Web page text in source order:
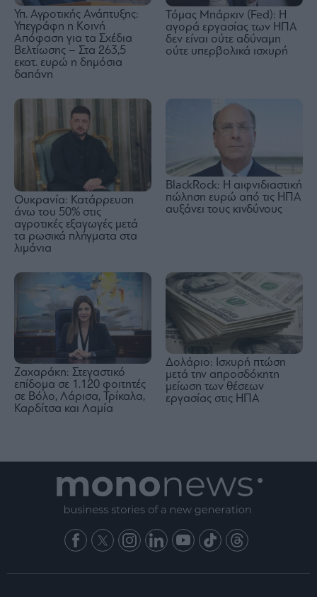
Υπ. Αγροτικής Ανάπτυξης:
Υπεγράφη η Κοινή
Απόφαση για τα Σχέδια
Βελτίωσης – Στα 263,5
εκατ. ευρώ η δημόσια
δαπάνη
Τόμας Μπάρκιν (Fed): Η
αγορά εργασίας των ΗΠΑ
δεν είναι ούτε αδύναμη
ούτε υπερβολικά ισχυρή
Ουκρανία: Κατάρρευση
άνω του 50% στις
αγροτικές εξαγωγές μετά
τα ρωσικά πλήγματα στα
λιμάνια
BlackRock: Η αιφνιδιαστική
πώληση ευρώ από τις ΗΠΑ
αυξάνει τους κινδύνους
Ζαχαράκη: Στεγαστικό
επίδομα σε 1.120 φοιτητές
σε Βόλο, Λάρισα, Τρίκαλα,
Καρδίτσα και Λαμία
Δολάριο: Ισχυρή πτώση
μετά την απροσδόκητη
μείωση των θέσεων
εργασίας στις ΗΠΑ